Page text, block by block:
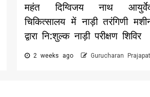
महंत दिग्विजय नाथ
चिकित्सालय में नाड़ी तरंगिणी
द्वारा नि:शुल्क नाड़ी परीक्षण शिविर
2 weeks ago Gurucharan